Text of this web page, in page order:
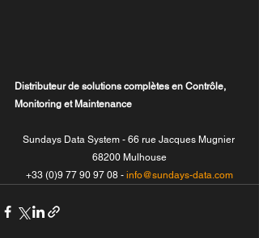
Distributeur de solutions complètes en Contrôle,
Monitoring et Maintenance
Sundays Data System - 66 rue Jacques Mugnier
68200 Mulhouse
+33 (0)9 77 90 97 08 - info@sundays-data.com